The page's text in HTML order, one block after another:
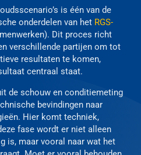
is één van de
onderdelen van het RGS-
Dit proces richt
verschillende partijen om tot
resultaten te komen,
centraal staat.
de schouw en conditiemeting
bevindingen naar
Hier komt techniek,
fase wordt er niet alleen
is, maar vooral naar wat het